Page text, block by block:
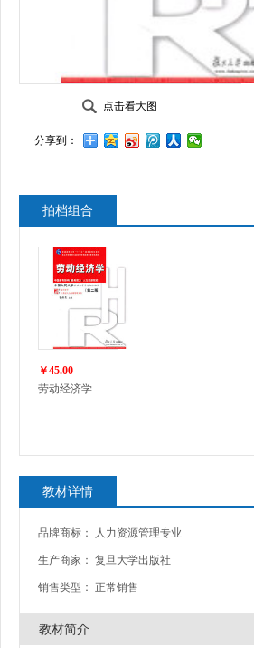
点击看大图
分享到：
拍档组合
￥45.00
劳动经济学...
教材详情
品牌商标： 人力资源管理专业
生产商家： 复旦大学出版社
销售类型： 正常销售
教材简介